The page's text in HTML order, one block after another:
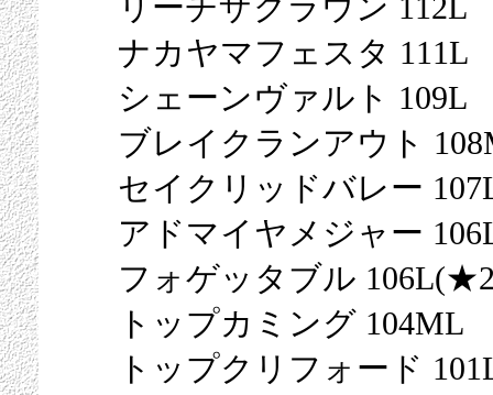
リーチザクラウン 112L
ナカヤマフェスタ 111L
シェーンヴァルト 109L
ブレイクランアウト
セイクリッドバレー
アドマイヤメジャー
フォゲッタブル
トップカミング 104ML
トップクリフォード